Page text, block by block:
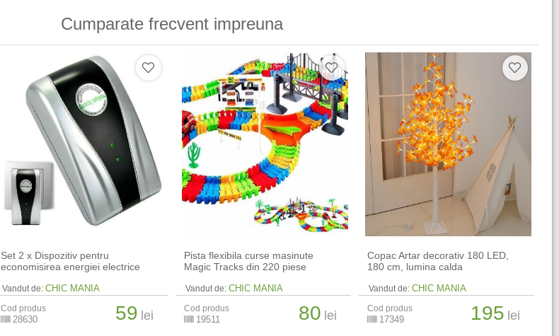
Cumparate frecvent impreuna
Set 2 x Dispozitiv pentru
economisirea energiei electrice
Vandut de: CHIC MANIA
Cod produs
28630 59 lei
Pista flexibila curse masinute
Magic Tracks din 220 piese
Vandut de: CHIC MANIA
Cod produs
19511 80 lei
Copac Artar decorativ 180 LED,
180 cm, lumina calda
Vandut de: CHIC MANIA
Cod produs
17349 195 lei